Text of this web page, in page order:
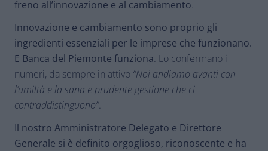
freno all’innovazione e al cambiamento.
Innovazione e cambiamento sono proprio gli
ingredienti essenziali per le imprese che funzionano.
E Banca del Piemonte funziona. Lo confermano i
numeri, da sempre in attivo “Noi andiamo avanti con
l’umiltà e la sana e prudente gestione che ci
contraddistinguono”.
Il nostro Amministratore Delegato e Direttore
Generale si è definito orgoglioso, riconoscente e ha